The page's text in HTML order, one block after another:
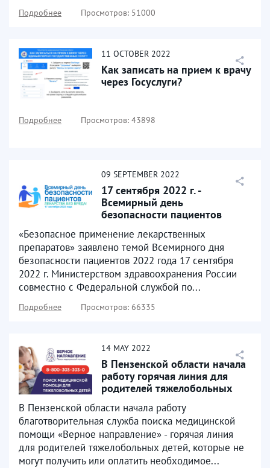
Подробнее Просмотров: 51000
11 OCTOBER 2022
Как записать на прием к врачу
через Госуслуги?
Подробнее Просмотров: 43898
09 SEPTEMBER 2022
17 сентября 2022 г. -
Всемирный день
безопасности пациентов
«Безопасное применение лекарственных
препаратов» заявлено темой Всемирного дня
безопасности пациентов 2022 года 17 сентября
2022 г. Министерством здравоохранения России
совместно с Федеральной службой по...
Подробнее Просмотров: 66335
14 MAY 2022
В Пензенской области начала
работу горячая линия для
родителей тяжелобольных
В Пензенской области начала работу
благотворительная служба поиска медицинской
помощи «Верное направление» - горячая линия
для родителей тяжелобольных детей, которые не
могут получить или оплатить необходимое...